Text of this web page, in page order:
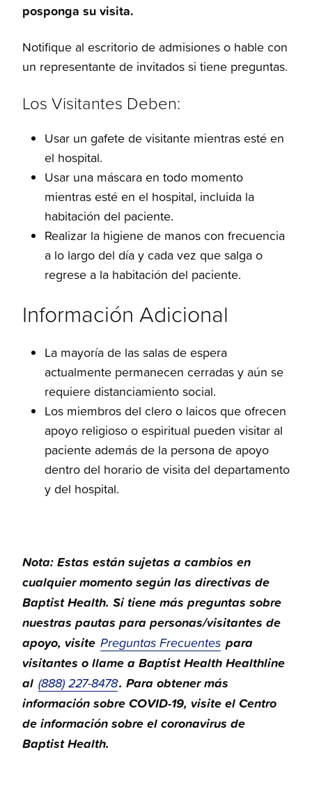
posponga su visita.
Notifique al escritorio de admisiones o hable con
un representante de invitados si tiene preguntas.
Los Visitantes Deben:
Usar un gafete de visitante mientras esté en
el hospital.
Usar una máscara en todo momento
mientras esté en el hospital, incluida la
habitación del paciente.
Realizar la higiene de manos con frecuencia
a lo largo del día y cada vez que salga o
regrese a la habitación del paciente.
Información Adicional
La mayoría de las salas de espera
actualmente permanecen cerradas y aún se
requiere distanciamiento social.
Los miembros del clero o laicos que ofrecen
apoyo religioso o espiritual pueden visitar al
paciente además de la persona de apoyo
dentro del horario de visita del departamento
y del hospital.
Nota: Estas están sujetas a cambios en
cualquier momento según las directivas de
Baptist Health. Si tiene más preguntas sobre
nuestras pautas para personas/visitantes de
apoyo, visite Preguntas Frecuentes para
visitantes o llame a Baptist Health Healthline
al (888) 227-8478. Para obtener más
información sobre COVID-19, visite el Centro
de información sobre el coronavirus de
Baptist Health.